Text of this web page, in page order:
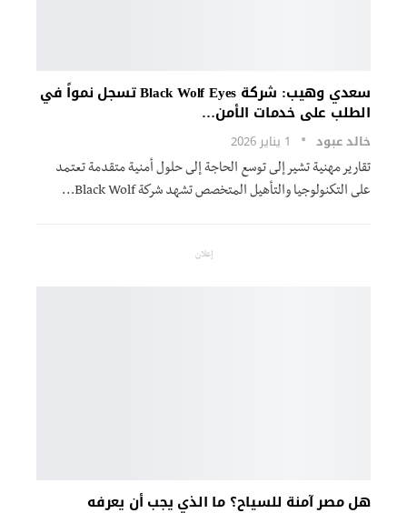
سعدي وهيب: شركة Black Wolf Eyes تسجل نمواً في
الطلب على خدمات الأمن…
خالد عبود 1 يناير 2026
تقارير مهنية تشير إلى توسع الحاجة إلى حلول أمنية متقدمة تعتمد
على التكنولوجيا والتأهيل المتخصص تشهد شركة Black Wolf…
إعلان
هل مصر آمنة للسياح؟ ما الذي يجب أن يعرفه